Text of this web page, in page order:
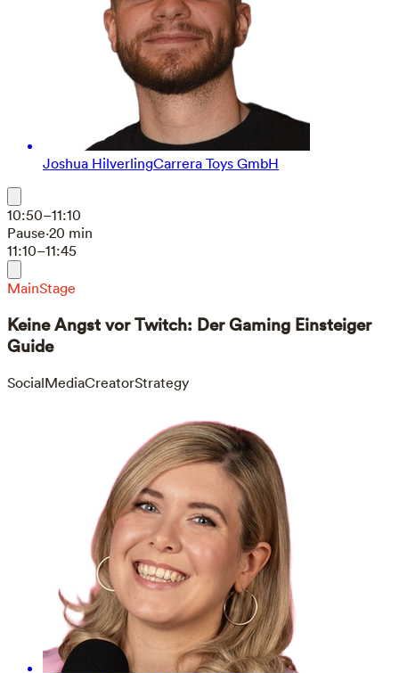
Joshua HilverlingCarrera Toys GmbH
10:50–11:10
Pause·20 min
11:10–11:45
MainStage
Keine Angst vor Twitch: Der Gaming Einsteiger
Guide
SocialMediaCreatorStrategy